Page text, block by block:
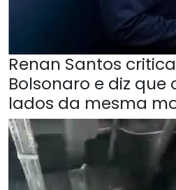
Renan Santos
Bolsonaro e diz que
lados da mesma